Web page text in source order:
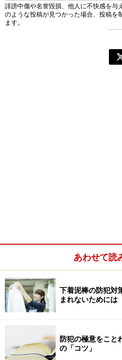
あわせて読
下着泥棒の防犯対
まれないためには
防犯の極意をこ
の「コツ」